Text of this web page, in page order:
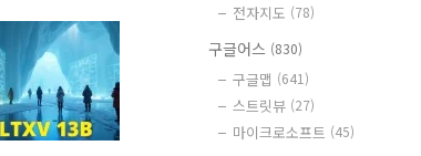
전자지도 (78)
구글어스 (830)
구글맵 (641)
스트릿뷰 (27)
마이크로소프트 (45)